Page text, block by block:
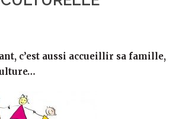
c’est aussi accueillir sa famille,